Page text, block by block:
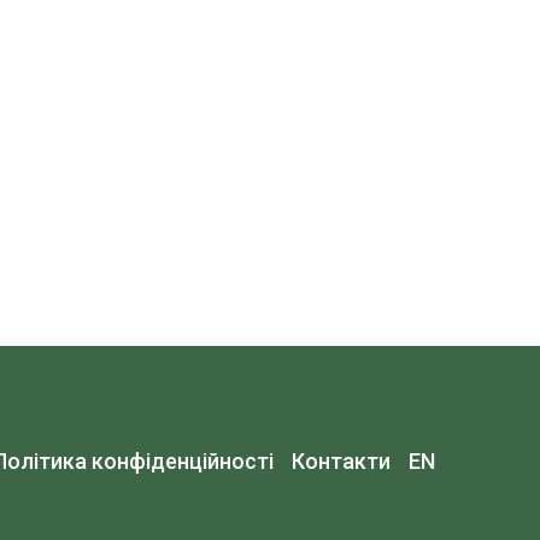
конфіденційності Контакти EN